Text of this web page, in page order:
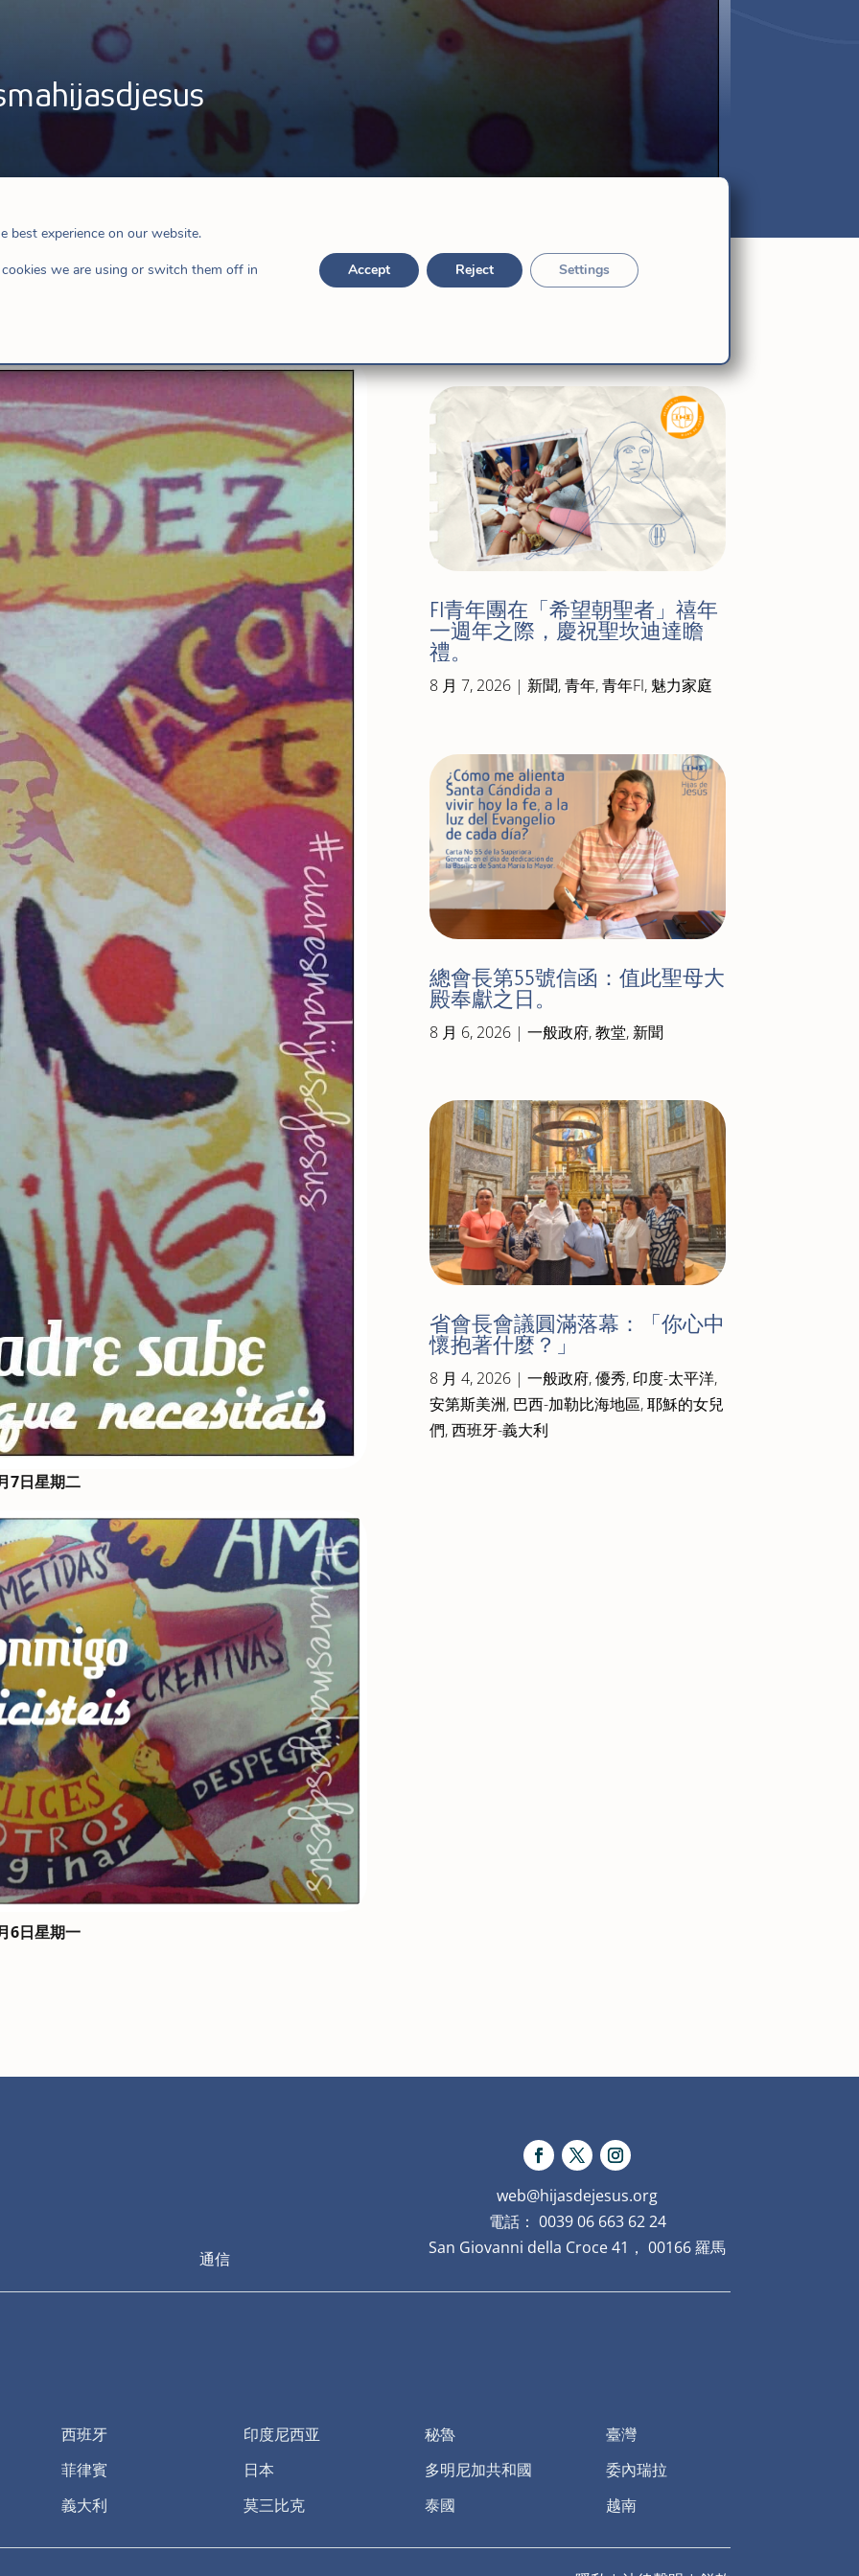
7日星期二
6日星期一
FI青年團在「希望朝聖者」禧年
一週年之際，慶祝聖坎迪達瞻
禮。
8 月 7, 2026| 新聞,青年,青年FI, 魅力家庭
總會長第55號信函：值此聖母大
殿奉獻之日。
8 月 6, 2026| 一般政府,教堂, 新聞
省會長會議圓滿落幕：「你心中
懷抱著什麼？」
8 月 4, 2026| 一般政府,優秀, 印度-太平洋,
安第斯美洲, 巴西-加勒比海地區,耶穌的女兒
們,西班牙-義大利
通信
web@hijasdejesus.org
電話： 0039 06 663 62 24
San Giovanni della Croce 41， 00166 羅馬
西班牙
菲律賓
義大利
印度尼西亚
日本
莫三比克
秘魯
多明尼加共和國
泰國
臺灣
委內瑞拉
越南
best experience on our website.
we are using or switch them off in
Accept Reject Settings